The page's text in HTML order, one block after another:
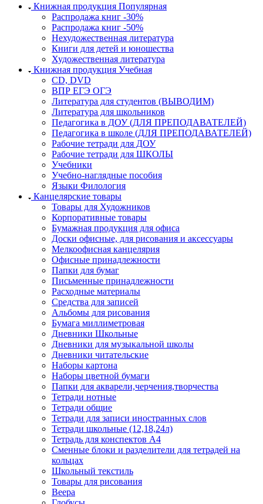
Книжная продукция Популярная
Распродажа книг -30%
Распродажа книг -50%
Нехудожественная литература
Книги для детей и юношества
Художественная литература
Книжная продукция Учебная
CD, DVD
ВПР ЕГЭ ОГЭ
Литература для студентов (ВЫВОДИМ)
Литература для школьников
Педагогика в ДОУ (ДЛЯ ПРЕПОДАВАТЕЛЕЙ)
Педагогика в школе (ДЛЯ ПРЕПОДАВАТЕЛЕЙ)
Рабочие тетради для ДОУ
Рабочие тетради для ШКОЛЫ
Учебники
Учебно-наглядные пособия
Языки Филология
Канцелярские товары
Товары для Художников
Корпоративные товары
Бумажная продукция для офиса
Доски офисные, для рисования и аксессуары
Мелкоофисная канцелярия
Офисные принадлежности
Папки для бумаг
Письменные принадлежности
Расходные материалы
Средства для записей
Альбомы для рисования
Бумага миллиметровая
Дневники Школьные
Дневники для музыкальной школы
Дневники читательские
Наборы картона
Наборы цветной бумаги
Папки для акварели,черчения,творчества
Тетради нотные
Тетради общие
Тетради для записи иностранных слов
Тетради школьные (12,18,24л)
Тетрадь для конспектов А4
Сменные блоки и разделители для тетрадей на
кольцах
Школьный текстиль
Товары для рисования
Веера